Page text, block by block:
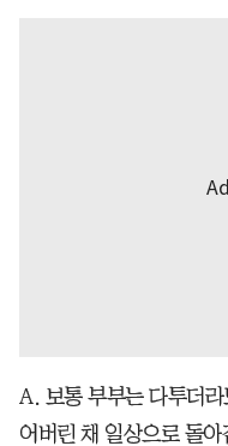
A. 보통 부부는 다투더
어버린 채 일상으로 돌